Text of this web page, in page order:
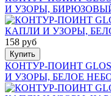
И УЗОРЫ,
158 руб
Купить
КОНТУР-ПОИНТ
И УЗОРЫ, БЕЛОЕ